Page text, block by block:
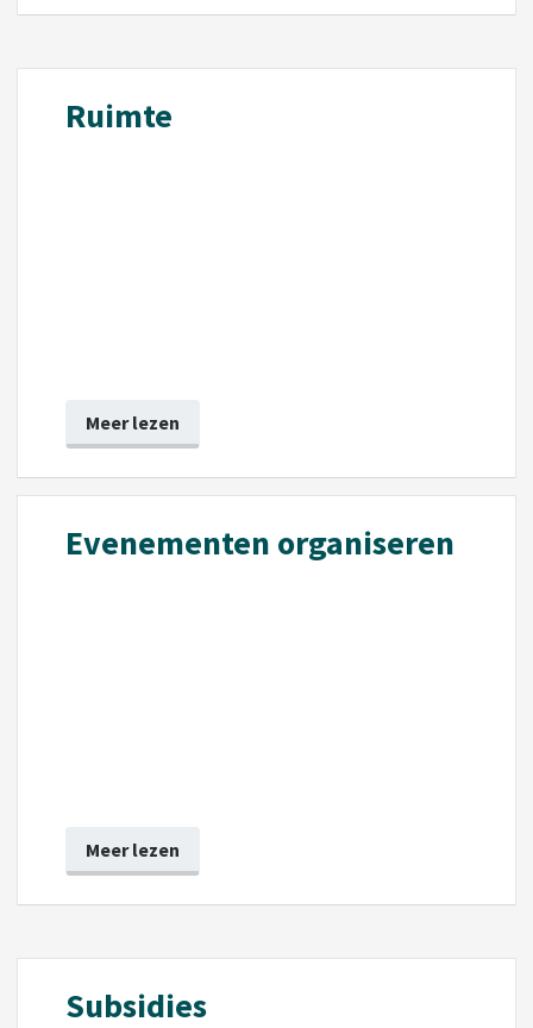
Ruimte
Meer lezen
Evenementen organiseren
Meer lezen
Subsidies